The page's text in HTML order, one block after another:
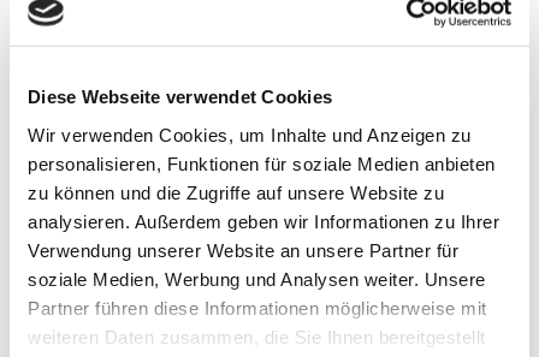
Diese Webseite verwendet Cookies
Wir verwenden Cookies, um Inhalte und Anzeigen zu
personalisieren, Funktionen für soziale Medien anbieten
zu können und die Zugriffe auf unsere Website zu
analysieren. Außerdem geben wir Informationen zu Ihrer
Verwendung unserer Website an unsere Partner für
soziale Medien, Werbung und Analysen weiter. Unsere
Partner führen diese Informationen möglicherweise mit
weiteren Daten zusammen, die Sie Ihnen bereitgestellt
200 g Vollkornbutterkekse
100 g Butter
500 g Erdbeeren
550 ml Sahne
100 g Zucker
6 Blatt Gelatine
75 g weiche Karamellbonbons
25 g Mandelblätter
(Springform 26 cm)